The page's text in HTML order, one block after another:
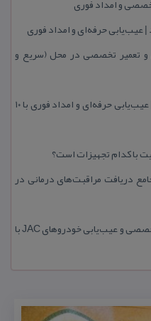
و امداد فوری
حرفه‌ای و امداد فوری
و تعمیر تخصصی در محل (سریع و
تعمیرگاه تخصصی كوییك در مشهد | عیب‌یابی حرفه‌ای و امداد فوری با ۱۰
دریافت مراقبت‌های درمانی در
امداد خودرو جك در مشهد | تعمیر تخصصی و عیب‌یابی خودروهای JAC با